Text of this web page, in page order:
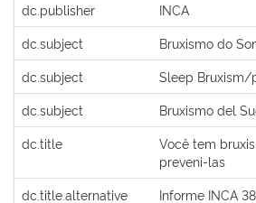
dc.publisher
INCA
dc.subject
Bruxismo do
dc.subject
Sleep Bruxism/
dc.subject
Bruxismo del
dc.title
Você tem
preveni-las
dc.title.alternative
Informe INCA